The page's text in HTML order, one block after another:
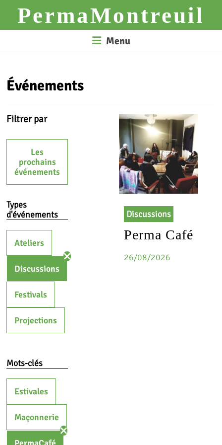
contentPermaMontreuil
Menu
Événements
Filtrer par
Les
prochains
événements
Types
d'événements
Ateliers
Discussions
Festivals
Projections
Mots-clés
Estivales
Maçonnerie
Discussions
Perma Café
26/08/2026